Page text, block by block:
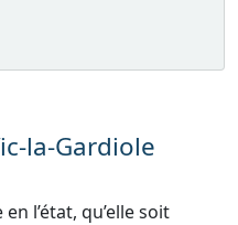
la-Gardiole
l’état, qu’elle soit